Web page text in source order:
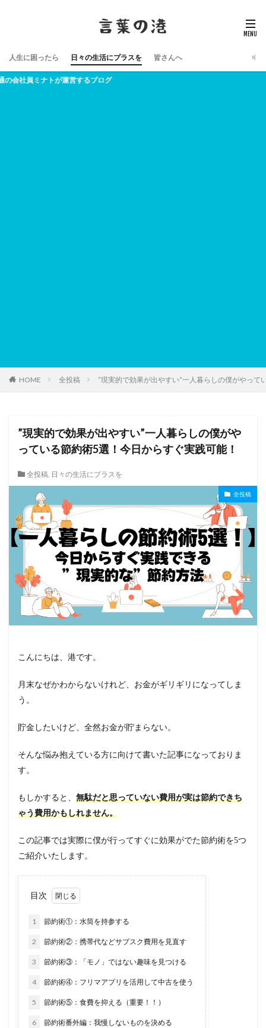
人生に困ったら 日々の生活にプラスを 皆さんへ
運営するブログ
HOME 全投稿 ”現実的で効果が出やすい”一人暮らしの僕がやっ
”現実的で効果が出やすい”一人暮らしの僕がや
っている節約術5選！今日からすぐ実践可能！
全投稿, 日々の生活にプラスを
全投稿
こんにちは、港です。
月末なぜかわからないけれど、お金がギリギリになってしま
う。
貯金したいけど、全然お金が貯まらない。
そんな悩み抱えている方に向けて書いた記事になっておりま
す。
もしかすると、 無駄だと思っていない費用が実は節約できち
ゃう費用かもしれません。
この記事では実際に僕が行ってすぐに効果がでた節約術を5つ
ご紹介いたします。
目次
1 節約術①：水筒を持参する
2 節約術②：携帯代などサブスク費用を見直す
3 節約術③：「モノ」ではない趣味を見つける
4 節約術④：フリマアプリを活用して中古を使う
5 節約術⑤：食費を抑える（重要！！）
6 節約術番外編：我慢しないものを決める